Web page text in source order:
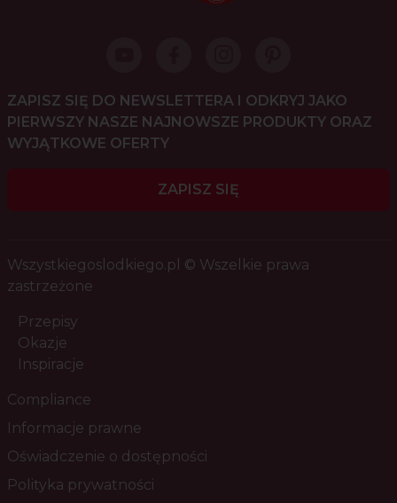
ZAPISZ SIĘ DO NEWSLETTERA I ODKRYJ JAKO
PIERWSZY NASZE NAJNOWSZE PRODUKTY ORAZ
WYJĄTKOWE OFERTY
ZAPISZ SIĘ
Wszystkiegoslodkiego.pl © Wszelkie prawa
zastrzeżone
Przepisy
Okazje
Inspiracje
Compliance
Informacje prawne
Oświadczenie o dostępności
Polityka prywatności